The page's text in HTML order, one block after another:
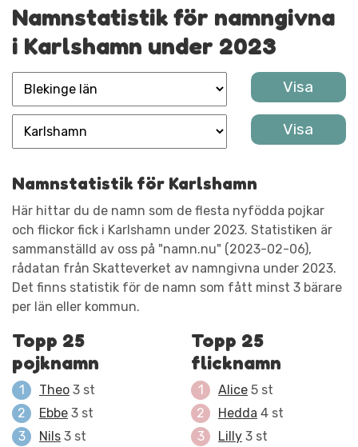
Namnstatistik för namngivna
i Karlshamn under 2023
Namnstatistik för Karlshamn
Här hittar du de namn som de flesta nyfödda pojkar
och flickor fick i Karlshamn under 2023. Statistiken är
sammanställd av oss på "namn.nu" (2023-02-06),
rådatan från Skatteverket av namngivna under 2023.
Det finns statistik för de namn som fått minst 3 bärare
per län eller kommun.
Topp 25
pojknamn
Theo 3 st
Ebbe 3 st
Nils 3 st
Topp 25
flicknamn
Alice 5 st
Hedda 4 st
Lilly 3 st